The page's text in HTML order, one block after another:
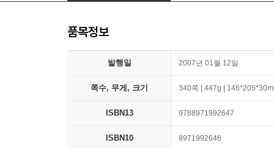
품목정보
발행일 2007년 01월 12일
쪽수, 무게, 크기 340쪽 | 447g |
ISBN13 9788971992647
ISBN10 8971992646